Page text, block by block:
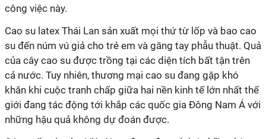
công việc này.
Cao su latex Thái Lan sản xuất mọi thứ từ lốp và bao cao
su đến núm vú giả cho trẻ em và găng tay phẫu thuật. Quả
của cây cao su được trồng tại các diện tích bất tận trên
cả nước. Tuy nhiên, thương mại cao su đang gặp khó
khăn khi cuộc tranh chấp giữa hai nền kinh tế lớn nhất thế
giới đang tác động tới khắp các quốc gia Đông Nam Á với
những hậu quả không dự đoán được.